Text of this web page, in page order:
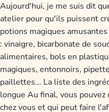
Aujourd'hui, je me suis dit
atelier pour qu'ils puissent
potions magiques
: vinaigre, bicarbonate de
alimentaires, bols en
magiques, entonnoirs,
paillettes... La liste des
longue Au final, vous
chez vous et qui peut faire